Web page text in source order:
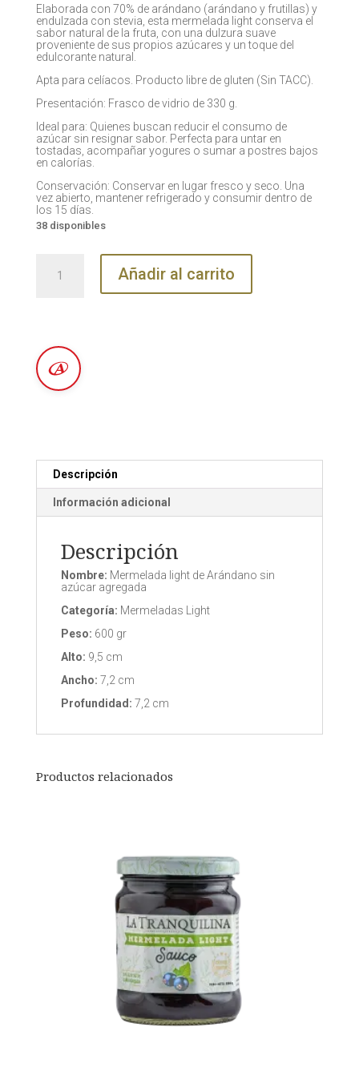
Elaborada con 70% de arándano (arándano y frutillas) y
endulzada con stevia, esta mermelada light conserva el
sabor natural de la fruta, con una dulzura suave
proveniente de sus propios azúcares y un toque del
edulcorante natural.
Apta para celíacos. Producto libre de gluten (Sin TACC).
Presentación: Frasco de vidrio de 330 g.
Ideal para: Quienes buscan reducir el consumo de
azúcar sin resignar sabor. Perfecta para untar en
tostadas, acompañar yogures o sumar a postres bajos
en calorías.
Conservación: Conservar en lugar fresco y seco. Una
vez abierto, mantener refrigerado y consumir dentro de
los 15 días.
38 disponibles
Light
Azúcar
|
La
Añadir al carrito
Descripción
Información adicional
Descripción
Nombre: Mermelada light de Arándano sin
azúcar agregada
Categoría: Mermeladas Light
Peso: 600 gr
Alto: 9,5 cm
Ancho: 7,2 cm
Profundidad: 7,2 cm
Productos relacionados